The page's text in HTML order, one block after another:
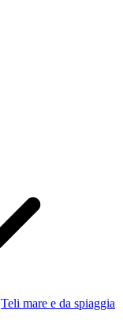
Teli mare e da spiaggia